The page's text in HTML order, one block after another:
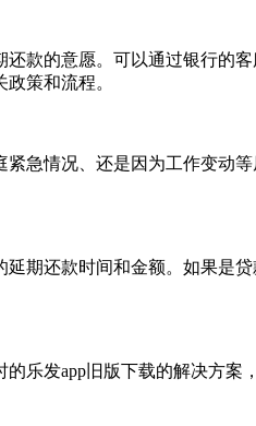
款的意愿。可以通过银行的
策和流程。
急情况、还是因为工作变动
期还款时间和金额。如果是
乐发app旧版下载的解决方